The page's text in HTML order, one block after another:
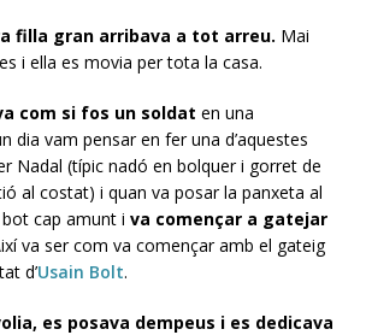
filla gran arribava a tot arreu. Mai
i ella es movia per tota la casa.
com si fos un soldat en una
dia vam pensar en fer una d’aquestes
Nadal (típic nadó en bolquer i gorret de
al costat) i quan va posar la panxeta al
cap amunt i va començar a gatejar
va ser com va començar amb el gateig
d’Usain Bolt.
es posava dempeus i es dedicava